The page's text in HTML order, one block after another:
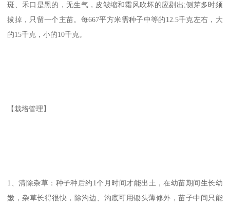
斑、禾口是黑的，无生气，皮皱缩和霜风吹坏的应剔出;侧芽多时须
拔掉，只留一个主苗。每667平方米需种子中等的12.5千克左右，大
的15千克，小的10千克。
【栽培管理】
1、清除杂草：种子种后约1个月时间才能出土，在幼苗期间生长幼
嫩，杂草长得很快，除沟边、沟底可用锄头薄修外，苗子中间只能